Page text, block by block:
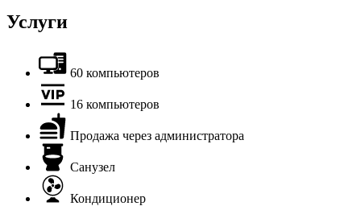
Услуги
60 компьютеров
16 компьютеров
Продажа через администратора
Санузел
Кондиционер